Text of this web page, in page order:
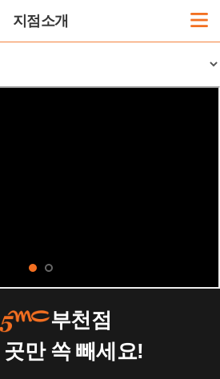
지점소개
부천점
만 쏙 빼세요!